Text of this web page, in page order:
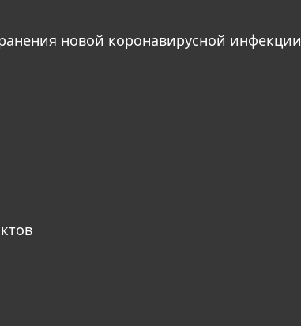
новой коронавирусной инфекции